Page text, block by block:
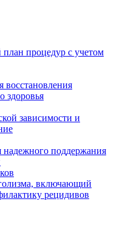
процедур с учетом
восстановления
здоровья
зависимости и
поддержания
включающий
рецидивов